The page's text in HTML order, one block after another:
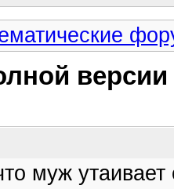
муж